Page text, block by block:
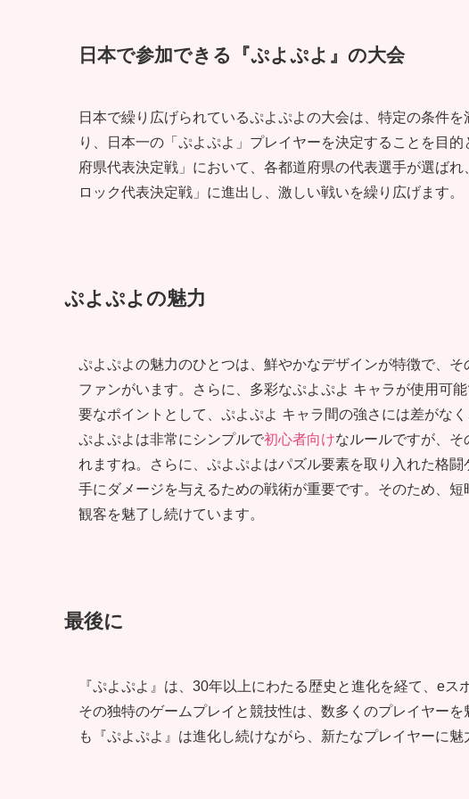
日本で参加できる『ぷよぷよ』の大会
日本で繰り広げられているぷよぷよの大会は、特定の条件
り、日本一の「ぷよぷよ」プレイヤーを決定することを目
府県代表決定戦」において、各都道府県の代表選手が選ば
ロック代表決定戦」に進出し、激しい戦いを繰り広げます。
ぷよぷよの魅力
ぷよぷよの魅力のひとつは、鮮やかなデザインが特徴で、
ファンがいます。さらに、多彩なぷよぷよ キャラが使用可
要なポイントとして、ぷよぷよ キャラ間の強さには差がな
ぷよぷよは非常にシンプルで初心者向けなルールですが、そ
れますね。さらに、ぷよぷよはパズル要素を取り入れた格
手にダメージを与えるための戦術が重要です。そのため、
観客を魅了し続けています。
最後に
『ぷよぷよ』は、30年以上にわたる歴史と進化を経て、e
その独特のゲームプレイと競技性は、数多くのプレイヤー
も『ぷよぷよ』は進化し続けながら、新たなプレイヤーに魅